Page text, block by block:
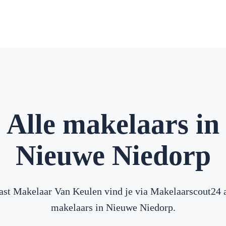
Alle makelaars in
Nieuwe Niedorp
Makelaar Van Keulen vind je via Makelaarscout24
makelaars in Nieuwe Niedorp.